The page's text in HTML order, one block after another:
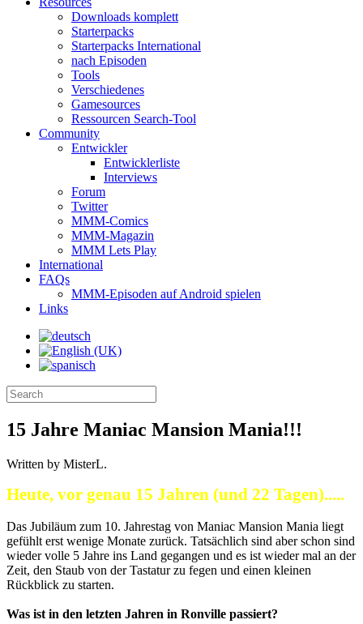
Downloads komplett
Starterpacks
Starterpacks International
nach Episoden
Tools
Verschiedenes
Gamesources
Ressourcen Search-Tool
Community
Entwickler
Entwicklerliste
Interviews
Forum
Twitter
MMM-Comics
MMM-Magazin
MMM Lets Play
International
FAQs
MMM-Episoden auf Android spielen
Links
15 Jahre Maniac Mansion Mania!!!
Written by MisterL.
Heute, vor genau 15 Jahren (und 22 Tagen).....
Das Jubiläum zum 10. Jahrestag von Maniac Mansion Mania liegt
gefühlt erst wenige Monate zurück. Tatsächlich sind aber schon sind
wieder volle 5 Jahre ins Land gegangen und es ist wieder mal an der
Zeit, den Staub von der Tastatur zu fegen und einen kleinen
Rückblick zu starten.
Was ist in den letzten Jahren in Ronville passiert?